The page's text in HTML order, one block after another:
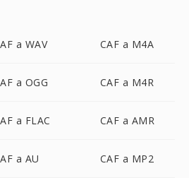
a WAV CAF a M4A
a OGG CAF a M4R
a FLAC CAF a AMR
a AU CAF a MP2